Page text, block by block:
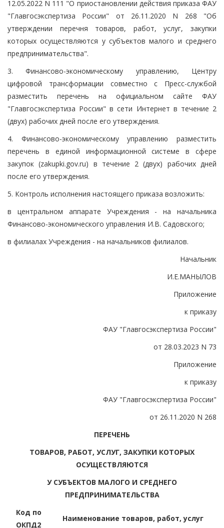
12.05.2022 N 111 "О приостановлении действия приказа ФАУ
"Главгосэкспертиза России" от 26.11.2020 N 268 "Об
утверждении перечня товаров, работ, услуг, закупки
которых осуществляются у субъектов малого и среднего
предпринимательства".
3. Финансово-экономическому управлению, Центру
цифровой трансформации совместно с Пресс-службой
разместить перечень на официальном сайте ФАУ
"Главгосэкспертиза России" в сети Интернет в течение 2
(двух) рабочих дней после его утверждения.
4. Финансово-экономическому управлению разместить
перечень в единой информационной системе в сфере
закупок (zakupki.gov.ru) в течение 2 (двух) рабочих дней
после его утверждения.
5. Контроль исполнения настоящего приказа возложить:
в центральном аппарате Учреждения - на начальника
Финансово-экономического управления И.В. Садовского;
в филиалах Учреждения - на начальников филиалов.
Начальник
И.Е.МАНЫЛОВ
Приложение
к приказу
ФАУ "Главгосэкспертиза России"
от 28.03.2023 N 73
Приложение
к приказу
ФАУ "Главгосэкспертиза России"
от 26.11.2020 N 268
ПЕРЕЧЕНЬ
ТОВАРОВ, РАБОТ, УСЛУГ, ЗАКУПКИ КОТОРЫХ
ОСУЩЕСТВЛЯЮТСЯ
У СУБЪЕКТОВ МАЛОГО И СРЕДНЕГО
ПРЕДПРИНИМАТЕЛЬСТВА
Код по
ОКПД2
Наименование товаров, работ, услуг